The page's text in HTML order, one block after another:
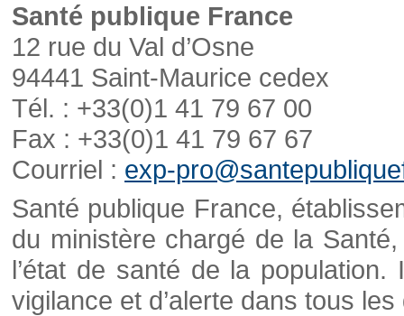
Santé publique France
12 rue du Val d’Osne
94441 Saint-Maurice cedex
Tél. : +33(0)1 41 79 67 00
Fax : +33(0)1 41 79 67 67
Courriel : exp-
Santé publique France,
du ministère chargé de la
l’état de santé de la
vigilance et d’alerte dans tous